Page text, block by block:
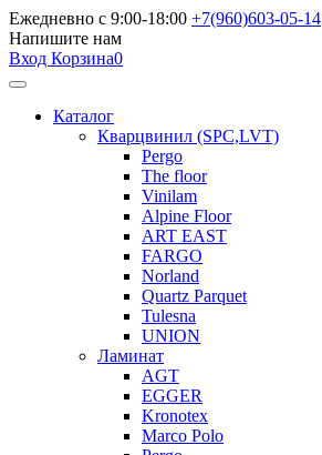
Ежедневно с 9:00-18:00 +7(960)603-05-14
Напишите нам
Вход Корзина0
Каталог
Кварцвинил (SPC,LVT)
Pergo
The floor
Vinilam
Alpine Floor
ART EAST
FARGO
Norland
Quartz Parquet
Tulesna
UNION
Ламинат
AGT
EGGER
Kronotex
Marco Polo